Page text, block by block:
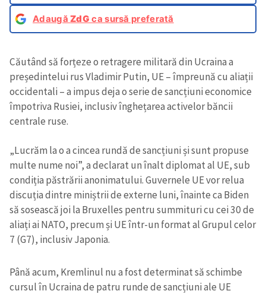
AdaugăZdG ca sursă preferată
Căutând să forțeze o retragere militară din Ucraina a
președintelui rus Vladimir Putin, UE – împreună cu aliații
occidentali – a impus deja o serie de sancțiuni economice
împotriva Rusiei, inclusiv înghețarea activelor băncii
centrale ruse.
„Lucrăm la o a cincea rundă de sancțiuni și sunt propuse
multe nume noi”, a declarat un înalt diplomat al UE, sub
condiția păstrării anonimatului. Guvernele UE vor relua
discuția dintre miniștrii de externe luni, înainte ca Biden
să sosească joi la Bruxelles pentru summituri cu cei 30 de
aliați ai NATO, precum și UE într-un format al Grupul celor
7 (G7), inclusiv Japonia.
Până acum, Kremlinul nu a fost determinat să schimbe
cursul în Ucraina de patru runde de sancțiuni ale UE